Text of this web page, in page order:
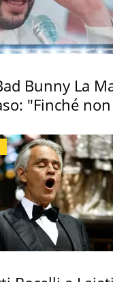
Bunny La
"Finché non